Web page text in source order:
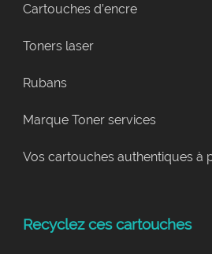
Cartouches d’encre
Toners laser
Rubans
Marque Toner services
Vos cartouches authentiques à
Recyclez ces cartouches